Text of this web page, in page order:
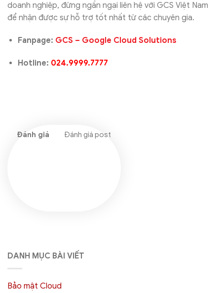
doanh nghiệp, đừng ngần ngại liên hệ với GCS Việt Nam
để nhận được sự hỗ trợ tốt nhất từ các chuyên gia.
Fanpage: GCS – Google Cloud Solutions
Hotline: 024.9999.7777
Đánh giá post
DANH MỤC BÀI VIẾT
Bảo mật Cloud